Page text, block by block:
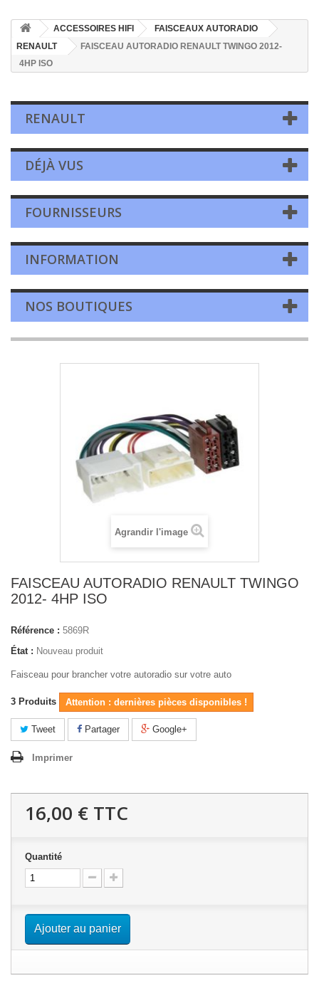
ACCESSOIRES HIFI
FAISCEAUX AUTORADIO
RENAULT
FAISCEAU AUTORADIO RENAULT TWINGO 2012-
4HP ISO
RENAULT
DÉJÀ VUS
FOURNISSEURS
INFORMATION
NOS BOUTIQUES
Agrandir l'image
FAISCEAU AUTORADIO RENAULT TWINGO
2012- 4HP ISO
Référence : 5869R
État : Nouveau produit
Faisceau pour brancher votre autoradio sur votre auto
3 Produits Attention : dernières pièces disponibles !
Tweet Partager Google+
Imprimer
16,00 € TTC
Quantité
Ajouter au panier